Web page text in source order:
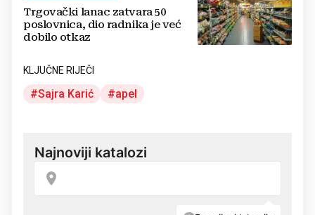
Trgovački lanac zatvara 50
poslovnica, dio radnika je već
dobilo otkaz
KLJUČNE RIJEČI
Sajra Karić apel